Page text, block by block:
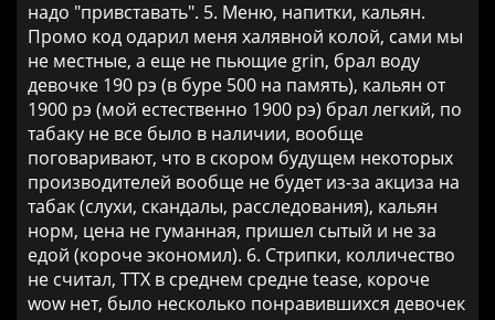
надо "привставать". 5. Меню, напитки, кальян.
Промо код одарил меня халявной колой, сами мы
не местные, а еще не пьющие grin, брал воду
девочке 190 рэ (в буре 500 на память), кальян от
1900 рэ (мой естественно 1900 рэ) брал легкий, по
табаку не все было в наличии, вообще
поговаривают, что в скором будущем некоторых
производителей вообще не будет из-за акциза на
табак (слухи, скандалы, расследования), кальян
норм, цена не гуманная, пришел сытый и не за
едой (короче экономил). 6. Стрипки, колличество
не считал, ТТХ в среднем средне tease, короче
wow нет, было несколько понравившихся девочек